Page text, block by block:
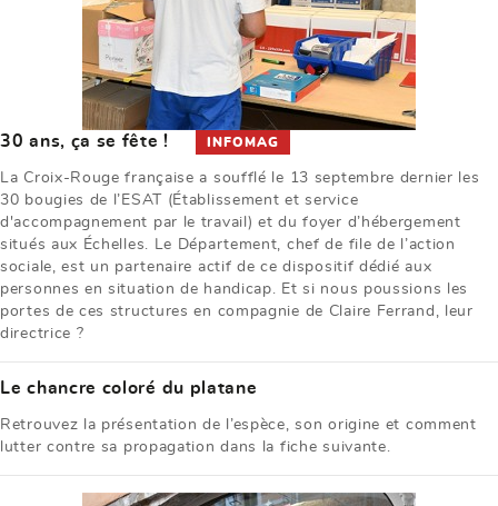
30 ans, ça se fête ! INFOMAG
La Croix-Rouge française a soufflé le 13 septembre dernier les
30 bougies de l’ESAT (Établissement et service
d'accompagnement par le travail) et du foyer d’hébergement
situés aux Échelles. Le Département, chef de file de l’action
sociale, est un partenaire actif de ce dispositif dédié aux
personnes en situation de handicap. Et si nous poussions les
portes de ces structures en compagnie de Claire Ferrand, leur
directrice ?
Le chancre coloré du platane
Retrouvez la présentation de l’espèce, son origine et comment
lutter contre sa propagation dans la fiche suivante.